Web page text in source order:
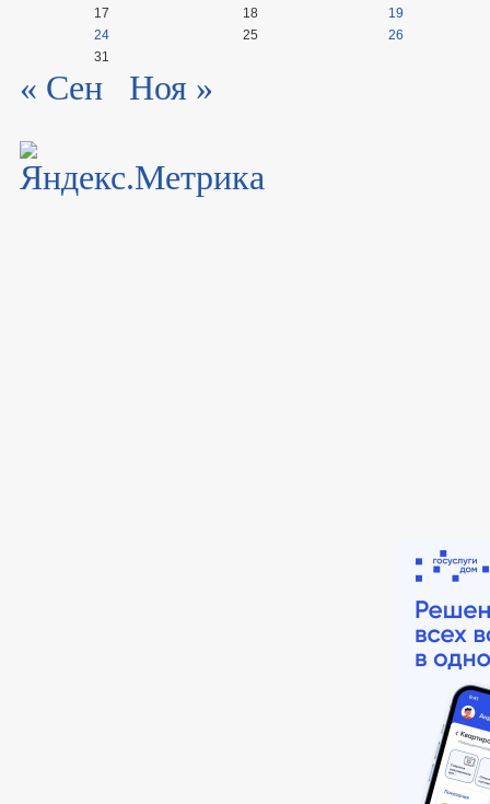
17
18
19
24
25
26
31
« Сен Ноя »